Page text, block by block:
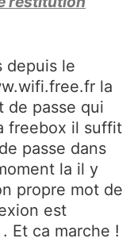
depuis le
la
de passe qui
freebox il suffit
passe dans
la il y
propre mot de
est
Et ca marche !